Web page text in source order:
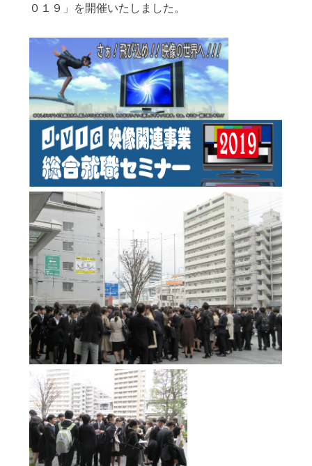
０１９」を開催いたしました。